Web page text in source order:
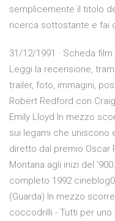
semplicemente il titolo
ricerca sottostante e fai
31/12/1991 · Scheda
Leggi la recensione,
trailer, foto, immagini,
Robert Redford con
Emily Lloyd In mezzo
sui legami che uniscono
diretto dal premio Oscar
Montana agli inizi del
completo 1992
(Guarda) In mezzo
coccodrilli - Tutti per uno